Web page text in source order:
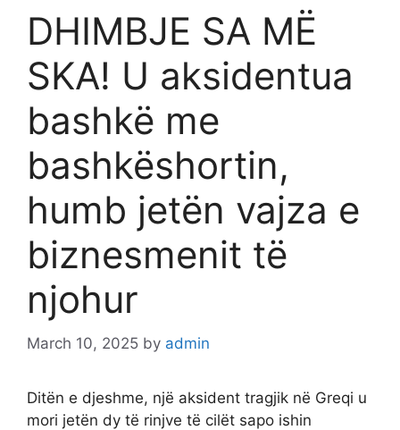
DHIMBJE SA MË
SKA! U aksidentua
bashkë me
bashkëshortin,
humb jetën vajza e
biznesmenit të
njohur
March 10, 2025 by admin
Ditën e djeshme, një aksident tragjik në Greqi u
mori jetën dy të rinjve të cilët sapo ishin